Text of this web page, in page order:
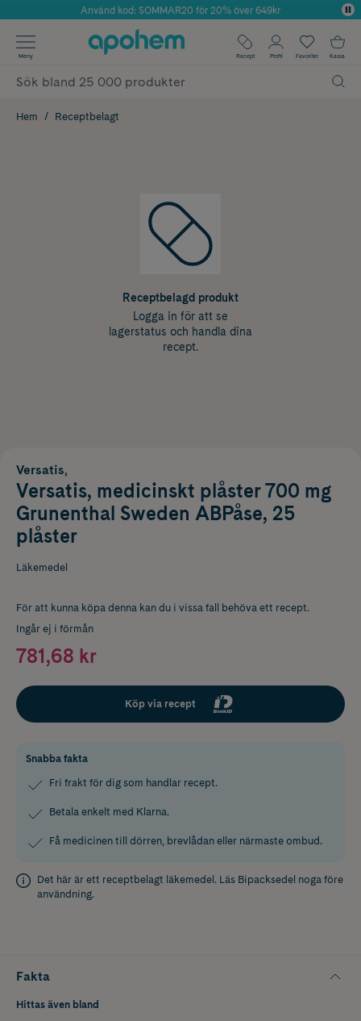
Årets Butik 2025 inom Skönhet
Använd kod: SOMMAR20 för 20% över 649kr
✓ Fri frakt
✓ Poäng på alla köp*
Meny Recept Profil Favoriter Kassa
Hem Receptbelagt
Receptbelagd produkt
Logga in för att se
lagerstatus och handla dina
recept.
Versatis,
Versatis, medicinskt plåster 700 mg
Grunenthal Sweden ABPåse, 25
plåster
Läkemedel
För att kunna köpa denna kan du i vissa fall behöva ett recept.
Ingår ej i förmån
781,68 kr
Köp via recept
Snabba fakta
Fri frakt för dig som handlar recept.
Betala enkelt med Klarna.
Få medicinen till dörren, brevlådan eller närmaste ombud.
Det här är ett receptbelagt läkemedel. Läs Bipacksedel noga före
användning.
Fakta
Hittas även bland